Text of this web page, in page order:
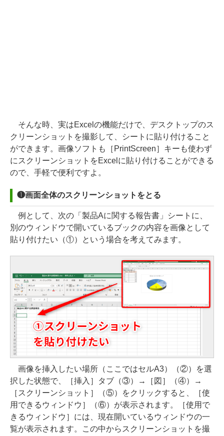
そんな時、実はExcelの機能だけで、デスクトップのス
クリーンショットを撮影して、シートに貼り付けること
ができます。画像ソフトも［PrintScreen］キーも使わず
にスクリーンショットをExcelに貼り付けることができる
ので、手軽で便利ですよ。
❶画面全体のスクリーンショットをとる
例として、次の「製品Aに関する報告書」シートに、
別のウィンドウで開いているブックの内容を画像として
貼り付けたい（①）という場合を考えてみます。
画像を挿入したい場所（ここではセルA3）（②）を選
択した状態で、［挿入］タブ（③）→［図］（④）→
［スクリーンショット］（⑤）をクリックすると、［使
用できるウィンドウ］（⑥）が表示されます。［使用で
きるウィンドウ］には、現在開いているウィンドウの一
覧が表示されます。この中からスクリーンショットを撮